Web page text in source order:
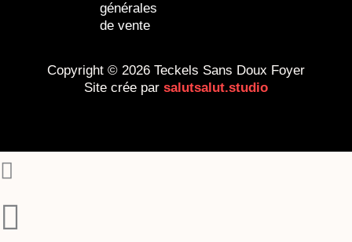
générales
de vente
Copyright © 2026 Teckels Sans Doux Foyer
Site crée par salutsalut.studio